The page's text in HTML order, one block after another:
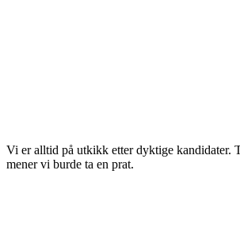
Vi er alltid på utkikk etter dyktige kandidater.
mener vi burde ta en prat.